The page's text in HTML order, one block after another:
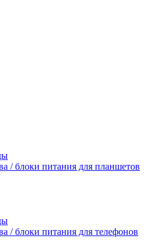
/ блоки питания для планшетов
/ блоки питания для телефонов